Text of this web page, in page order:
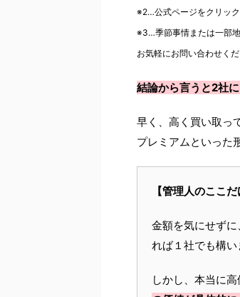
※2…公式ページをクリック
※3…季節事情または一部
お気軽にお問い合わせくだ
結論から言うと2社
早く、高く買い取っ
プレミアムといった
【管理人のここだ
金額を気にせず
れば１社でも構い
しかし、本当に高